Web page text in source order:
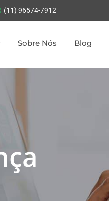
(11) 96574-7912
Sobre Nós Blog